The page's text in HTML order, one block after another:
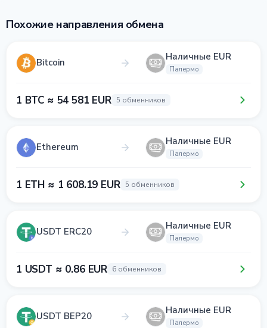
Похожие направления обмена
Bitcoin Наличные EUR
Палермо
1 BTC ≈ 54 581 EUR 5 обменников
Ethereum Наличные EUR
Палермо
1 ETH ≈ 1 608.19 EUR 5 обменников
USDT ERC20 Наличные EUR
Палермо
1 USDT ≈ 0.86 EUR 6 обменников
USDT BEP20 Наличные EUR
Палермо